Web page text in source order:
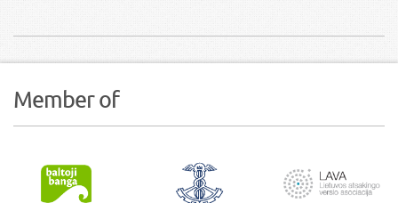
Member of